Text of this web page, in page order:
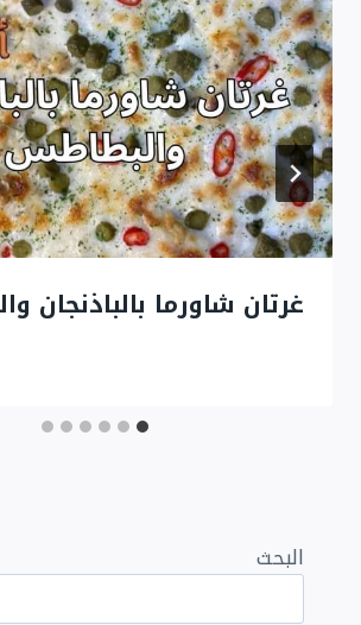
غرتان شاورما بالباذنجان
البحث